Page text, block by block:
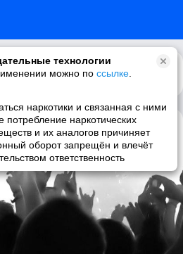
технологии
можно по ссылке
наркотики и связанная с ними
наркотических
и их аналогов причиняет
оборот запрещён и влечёт
ответственность
goa trance, psychedelic